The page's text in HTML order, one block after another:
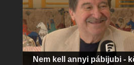
Nem kell annyi pábijubi -